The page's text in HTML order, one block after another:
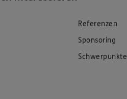
Referenzen
Sponsoring
Schwerpunkte